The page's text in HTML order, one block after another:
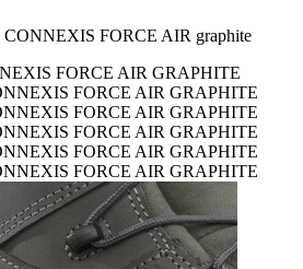
FORCE AIR graphite
FORCE AIR GRAPHITE